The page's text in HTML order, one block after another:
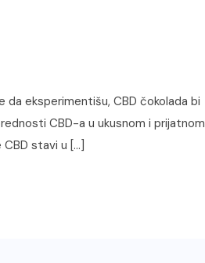
da eksperimentišu, CBD čokolada bi
CBD-a u ukusnom i prijatnom
stavi u […]